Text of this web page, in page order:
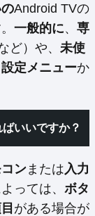
Android TVの
一般的に、 専
ど）や、 未使
設定メニューか
いいですか？
コン または 入力
っては、 ボタ
がある場合が